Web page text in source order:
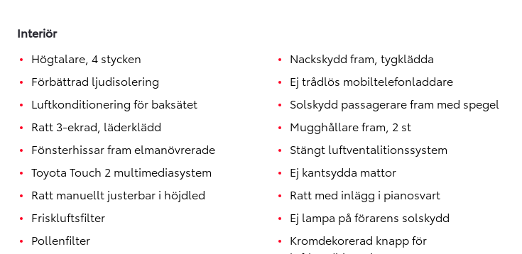
Interiör
Högtalare, 4 stycken
Förbättrad ljudisolering
Luftkonditionering för baksätet
Ratt 3-ekrad, läderklädd
Fönsterhissar fram elmanövrerade
Toyota Touch 2 multimediasystem
Ratt manuellt justerbar i höjdled
Friskluftsfilter
Pollenfilter
Nackskydd fram, tygklädda
Ej trådlös mobiltelefonladdare
Solskydd passagerare fram med spegel
Mugghållare fram, 2 st
Stängt luftventalitionssystem
Ej kantsydda mattor
Ratt med inlägg i pianosvart
Ej lampa på förarens solskydd
Kromdekorerad knapp för